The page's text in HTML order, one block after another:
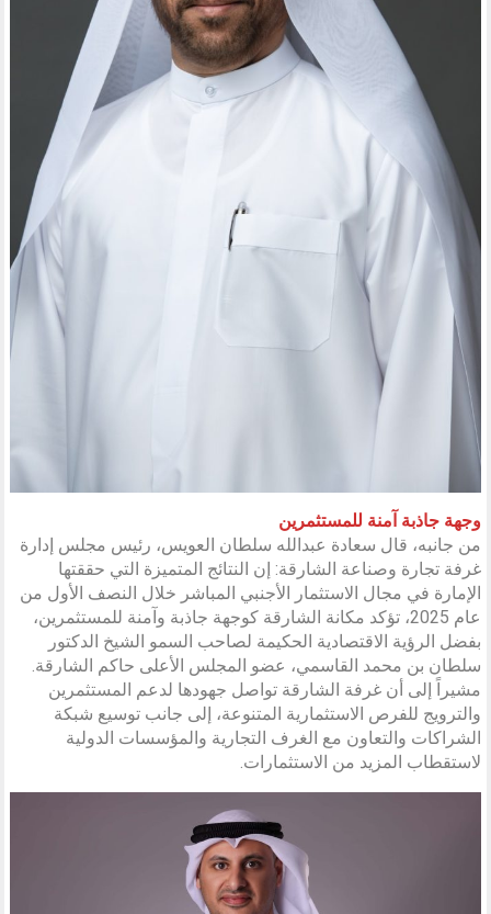
وجهة جاذبة آمنة للمستثمرين
من جانبه، قال سعادة عبدالله سلطان العويس، رئيس مجلس إدارة
غرفة تجارة وصناعة الشارقة: إن النتائج المتميزة التي حققتها
الإمارة في مجال الاستثمار الأجنبي المباشر خلال النصف الأول من
عام 2025، تؤكد مكانة الشارقة كوجهة جاذبة وآمنة للمستثمرين،
بفضل الرؤية الاقتصادية الحكيمة لصاحب السمو الشيخ الدكتور
سلطان بن محمد القاسمي، عضو المجلس الأعلى حاكم الشارقة.
مشيراً إلى أن غرفة الشارقة تواصل جهودها لدعم المستثمرين
والترويج للفرص الاستثمارية المتنوعة، إلى جانب توسيع شبكة
الشراكات والتعاون مع الغرف التجارية والمؤسسات الدولية
لاستقطاب المزيد من الاستثمارات.